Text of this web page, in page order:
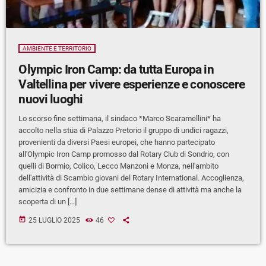
AMBIENTE E TERRITORIO
Olympic Iron Camp: da tutta Europa in
Valtellina per vivere esperienze e conoscere
nuovi luoghi
Lo scorso fine settimana, il sindaco *Marco Scaramellini* ha
accolto nella stüa di Palazzo Pretorio il gruppo di undici ragazzi,
provenienti da diversi Paesi europei, che hanno partecipato
all'Olympic Iron Camp promosso dal Rotary Club di Sondrio, con
quelli di Bormio, Colico, Lecco Manzoni e Monza, nell'ambito
dell'attività di Scambio giovani del Rotary International. Accoglienza,
amicizia e confronto in due settimane dense di attività ma anche la
scoperta di un […]
today 25 LUGLIO 2025 46